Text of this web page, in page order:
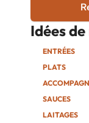
Idées
ENTRÉES
PLATS
SAUCES
LAITAGES